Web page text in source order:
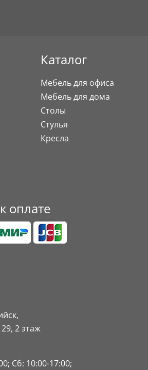
Каталог
Мебель для офиса
Мебель для дома
Столы
Стулья
Кресла
оплате
2 этаж
Сб: 10:00-17:00;